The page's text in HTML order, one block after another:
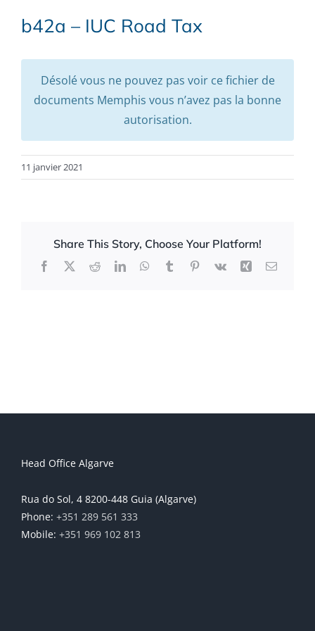
b42a – IUC Road Tax
Désolé vous ne pouvez pas voir ce fichier de
documents Memphis vous n’avez pas la bonne
autorisation.
11 janvier 2021
Share This Story, Choose Your Platform!
Facebook
X RedditLinkedInWhatsApp
TumblrPinterest
Vk Xing Email
Head Office Algarve
Rua do Sol, 4 8200-448 Guia (Algarve)
Phone: +351 289 561 333
Mobile: +351 969 102 813